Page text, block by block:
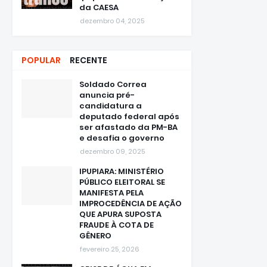
da CAESA
dezembro 04, 2025
POPULAR RECENTE
Soldado Correa
anuncia pré-
candidatura a
deputado federal após
ser afastado da PM-BA
e desafia o governo
dezembro 09, 2025
IPUPIARA: MINISTÉRIO
PÚBLICO ELEITORAL SE
MANIFESTA PELA
IMPROCEDÊNCIA DE AÇÃO
QUE APURA SUPOSTA
FRAUDE À COTA DE
GÊNERO
fevereiro 25, 2026